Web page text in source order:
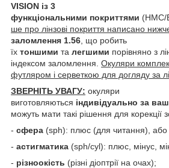
VISION із 3
функціональними покриттями (HMC/
ше про лінзові покриття написано
заломлення 1.56 , що робить
їх тоншими та легшими порівняно з
індексом заломлення. Окуляри
футляром і серветкою для догляду за
ЗВЕРНІТЬ УВАГУ: окуляри
виготовляються індивідуально за
можуть мати такі рішення для корекції
- сфера (sph): плюс (для читання), або
- астигматика (sph/cyl): плюс, мінус,
- різноокість (різні діоптрії на очах);